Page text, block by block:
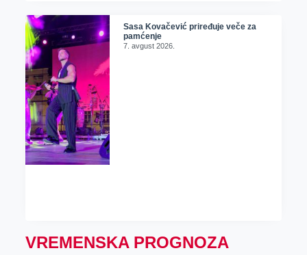
Sasa Kovačević priređuje veče za
pamćenje
7. avgust 2026.
VREMENSKA PROGNOZA